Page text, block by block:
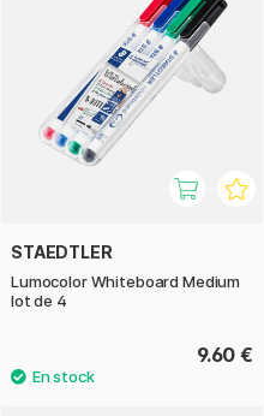
STAEDTLER
Lumocolor Whiteboard Medium
lot de 4
9.60 €